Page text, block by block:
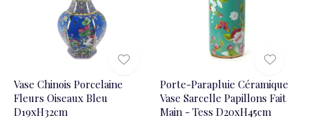
Vase Chinois Porcelaine
Fleurs Oiseaux Bleu
D19xH32cm
Porte-Parapluie Céramique
Vase Sarcelle Papillons Fait
Main - Tess D20xH45cm